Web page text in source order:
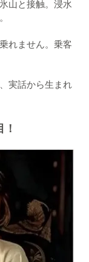
山と接触。浸水
れません。乗客
実話から生まれ